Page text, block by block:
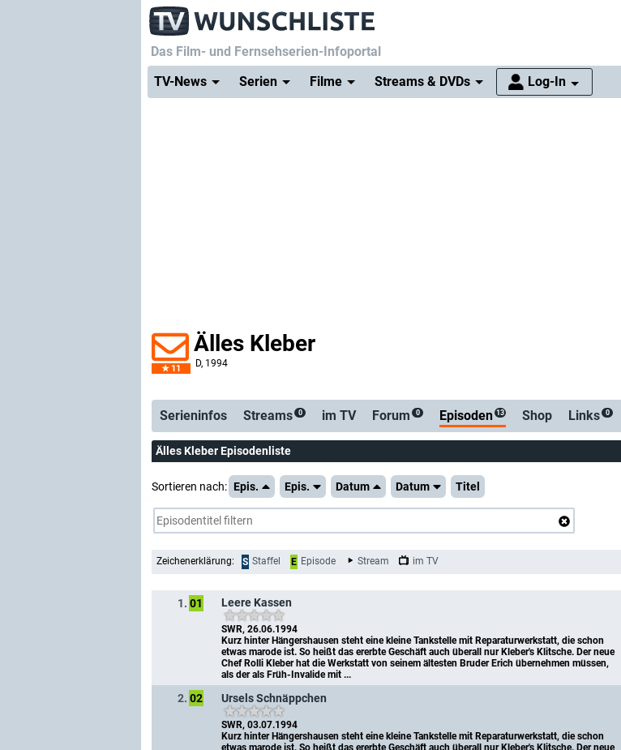
Das Film- und Fernsehserien-Infoportal
TV-News
Serien Filme Streams & DVDs Log-In
11
Älles Kleber
D, 1994
Serienticker
Serieninfos Streams 0 im TV Forum 0 Episoden 13 Shop Links 0
Älles Kleber Episodenliste
Sortieren nach: Epis. Epis. Datum Datum Titel
Zeichenerklärung: S Staffel E Episode Stream im TV
1. 01 Leere Kassen
SWR, 26.06.1994
Kurz hinter Hängershausen steht eine kleine Tankstelle mit Reparaturwerkstatt, die schon
etwas marode ist. So heißt das ererbte Geschäft auch überall nur Kleber's Klitsche. Der neue
Chef Rolli Kleber hat die Werkstatt von seinem ältesten Bruder Erich übernehmen müssen,
als der als Früh-Invalide mit ...
2. 02 Ursels Schnäppchen
SWR, 03.07.1994
Kurz hinter Hängershausen steht eine kleine Tankstelle mit Reparaturwerkstatt, die schon
etwas marode ist. So heißt das ererbte Geschäft auch überall nur Kleber's Klitsche. Der neue